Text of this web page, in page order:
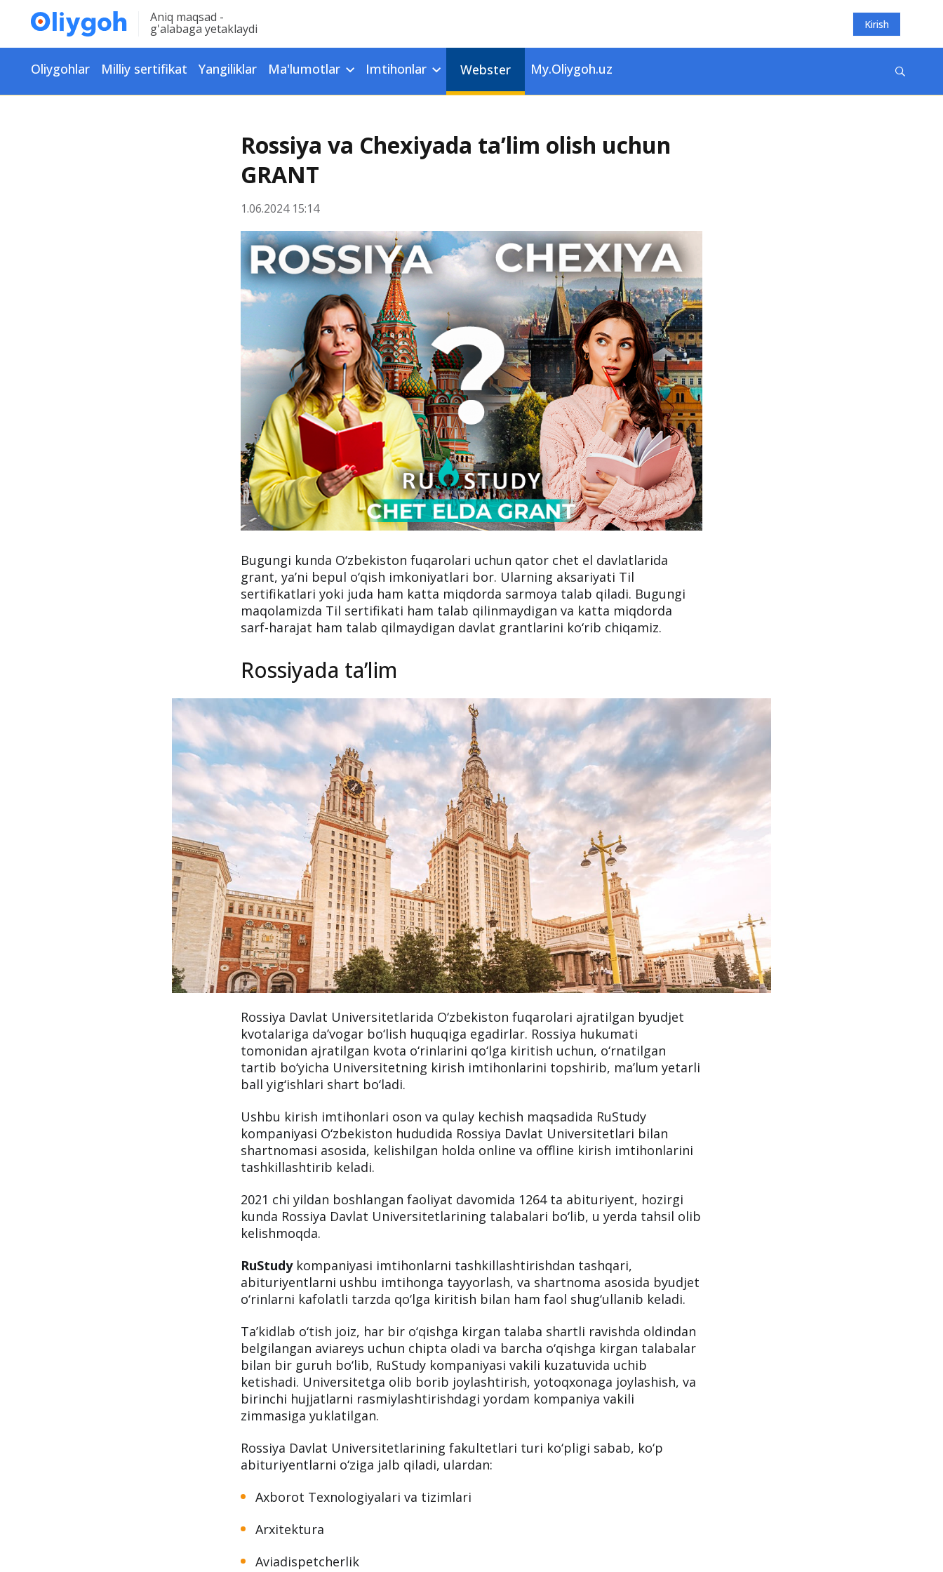
Aniq maqsad -
g'alabaga yetaklaydi Kirish
Oliygohlar Milliy sertifikat Yangiliklar Ma'lumotlar Imtihonlar Webster My.Oliygoh.uz
Rossiya va Chexiyada ta’lim olish uchun
GRANT
1.06.2024 15:14
Bugungi kunda O‘zbekiston fuqarolari uchun qator chet el davlatlarida
grant, ya’ni bepul o‘qish imkoniyatlari bor. Ularning aksariyati Til
sertifikatlari yoki juda ham katta miqdorda sarmoya talab qiladi. Bugungi
maqolamizda Til sertifikati ham talab qilinmaydigan va katta miqdorda
sarf-harajat ham talab qilmaydigan davlat grantlarini ko‘rib chiqamiz.
Rossiyada ta’lim
Rossiya Davlat Universitetlarida O‘zbekiston fuqarolari ajratilgan byudjet
kvotalariga da’vogar bo‘lish huquqiga egadirlar. Rossiya hukumati
tomonidan ajratilgan kvota o‘rinlarini qo‘lga kiritish uchun, o‘rnatilgan
tartib bo‘yicha Universitetning kirish imtihonlarini topshirib, ma’lum yetarli
ball yig‘ishlari shart bo‘ladi.
Ushbu kirish imtihonlari oson va qulay kechish maqsadida RuStudy
kompaniyasi O‘zbekiston hududida Rossiya Davlat Universitetlari bilan
shartnomasi asosida, kelishilgan holda online va offline kirish imtihonlarini
tashkillashtirib keladi.
2021 chi yildan boshlangan faoliyat davomida 1264 ta abituriyent, hozirgi
kunda Rossiya Davlat Universitetlarining talabalari bo‘lib, u yerda tahsil olib
kelishmoqda.
RuStudykompaniyasi imtihonlarni tashkillashtirishdan tashqari,
abituriyentlarni ushbu imtihonga tayyorlash, va shartnoma asosida byudjet
o‘rinlarni kafolatli tarzda qo‘lga kiritish bilan ham faol shug‘ullanib keladi.
Ta’kidlab o‘tish joiz, har bir o‘qishga kirgan talaba shartli ravishda oldindan
belgilangan aviareys uchun chipta oladi va barcha o‘qishga kirgan talabalar
bilan bir guruh bo‘lib, RuStudy kompaniyasi vakili kuzatuvida uchib
ketishadi. Universitetga olib borib joylashtirish, yotoqxonaga joylashish, va
birinchi hujjatlarni rasmiylashtirishdagi yordam kompaniya vakili
zimmasiga yuklatilgan.
Rossiya Davlat Universitetlarining fakultetlari turi ko‘pligi sabab, ko‘p
abituriyentlarni o‘ziga jalb qiladi, ulardan:
Axborot Texnologiyalari va tizimlari
Arxitektura
Aviadispetcherlik